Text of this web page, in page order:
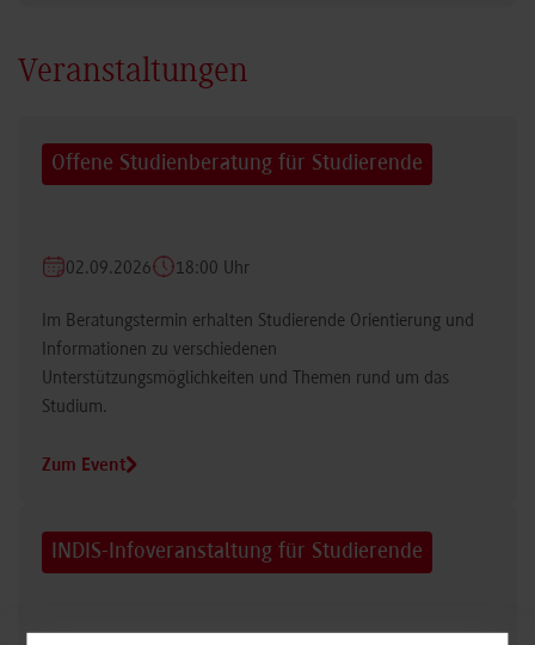
Veranstaltungen
Offene Studienberatung für Studierende
02.09.2026 18:00 Uhr
Im Beratungstermin erhalten Studierende Orientierung und
Informationen zu verschiedenen
Unterstützungsmöglichkeiten und Themen rund um das
Studium.
Zum Event
INDIS-Infoveranstaltung für Studierende